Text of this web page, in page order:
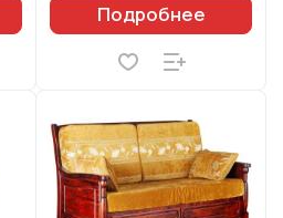
Подробнее